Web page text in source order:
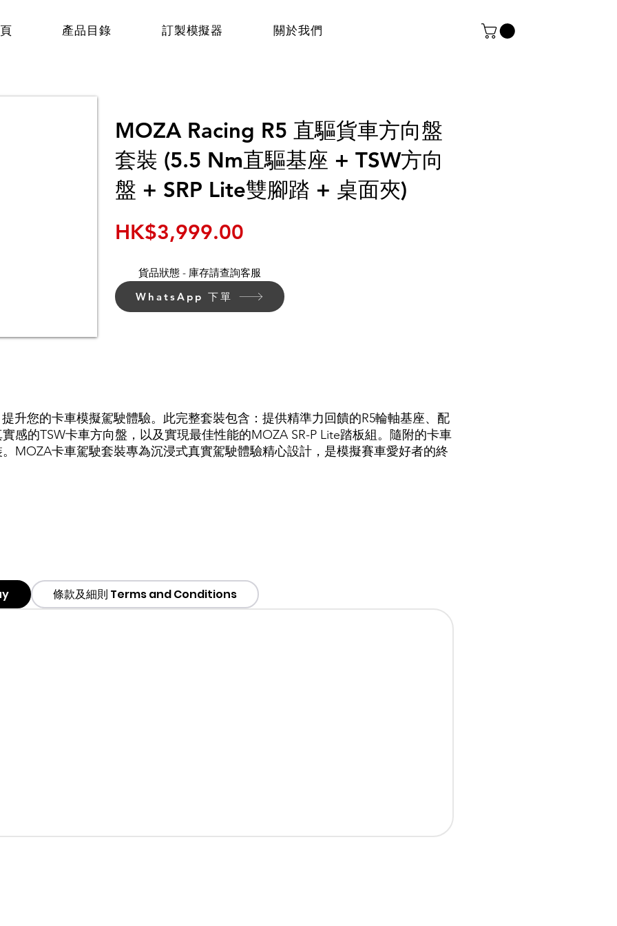
產品目錄 訂製模擬器 關於我們
HK$3,999.00
MOZA Racing R5 直驅貨車方向盤
套裝 (5.5 Nm直驅基座 + TSW方向
盤 + SRP Lite雙腳踏 + 桌面夾)
貨品狀態 - 庫存請查詢客服
WhatsApp 下單
升您的卡車模擬駕駛體驗。此完整套裝包含：提供精準力回饋的R5輪軸基座、配
感的TSW卡車方向盤，以及實現最佳性能的MOZA SR-P Lite踏板組。隨附的卡車
MOZA卡車駕駛套裝專為沉浸式真實駕駛體驗精心設計，是模擬賽車愛好者的終
條款及細則 Terms and Conditions